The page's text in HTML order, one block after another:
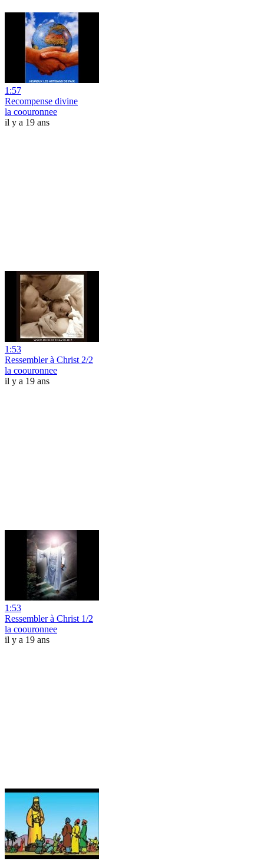
1:57
Recompense divine
la coouronnee
il y a 19 ans
1:53
Ressembler à Christ 2/2
la coouronnee
il y a 19 ans
1:53
Ressembler à Christ 1/2
la coouronnee
il y a 19 ans